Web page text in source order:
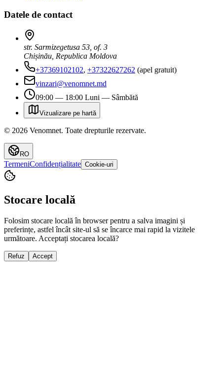
Datele de contact
str. Sarmizegetusa 53, of. 3
Chișinău, Republica Moldova
+37369102102, +37322627262 (apel gratuit)
vinzari@venomnet.md
09:00 — 18:00 Luni — Sâmbătă
Vizualizare pe hartă
© 2026 Venomnet. Toate drepturile rezervate.
RO
TermeniConfidențialitate Cookie-uri
Stocare locală
Folosim stocare locală în browser pentru a salva imagini și
preferințe, astfel încât site-ul să se încarce mai rapid la vizitele
următoare. Acceptați stocarea locală?
Refuz Accept